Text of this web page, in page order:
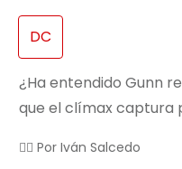
DC
¿Ha entendido Gunn
que el clímax captura
✍🏻 Por Iván Salcedo